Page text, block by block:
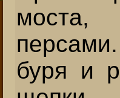
моста,
буря и